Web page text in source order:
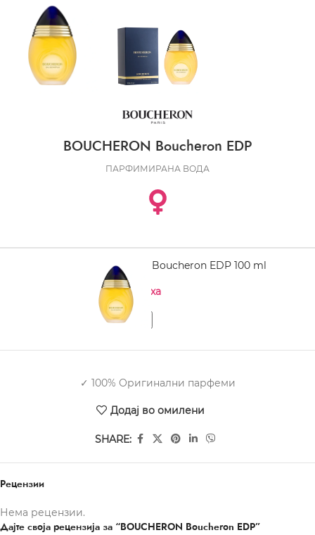
BOUCHERON Boucheron EDP
ПАРФИМИРАНА ВОДА
BOUCHERON Boucheron EDP 100 ml
Нема на залиха
✓ 100% Оригинални парфеми
Додај во омилени
SHARE:
Рецензии
Нема рецензии.
Дајте своја рецензија за “BOUCHERON Boucheron EDP”